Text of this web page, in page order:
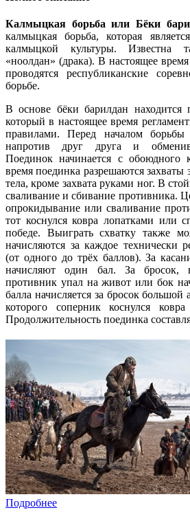
Калмыцкая борьба или Бёки
калмыцкая борьба, которая
калмыцкой культуры. Известна
«ноолдан» (драка). В настоящее
проводятся республиканские
борьбе.
В основе бёки барилдан находится
который в настоящее время
правилами. Перед началом борьбы
напротив друг друга и
Поединок начинается с обоюдного
время поединка разрешаются захваты
тела, кроме захвата руками ног. В
сваливание и сбивание противника.
опрокидывание или сваливание
тот коснулся ковра лопатками или
победе. Выиграть схватку также
начисляются за каждое технически
(от одного до трёх баллов). За
начисляют один бал. За бросок, в
противник упал на живот или бок
балла начисляется за бросок большой
которого соперник коснулся
Продолжительность поединка
Подробнее